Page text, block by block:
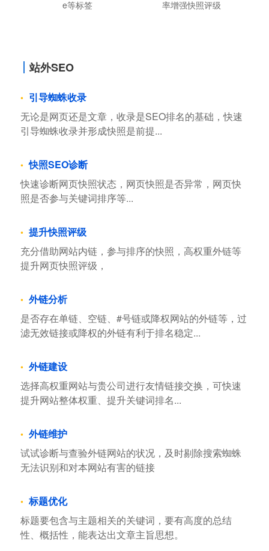
e等标签 率增强快照评级
站外SEO
引导蜘蛛收录
无论是网页还是文章，收录是SEO排名的基础，快速
引导蜘蛛收录并形成快照是前提...
快照SEO诊断
快速诊断网页快照状态，网页快照是否异常，网页快
照是否参与关键词排序等...
提升快照评级
充分借助网站内链，参与排序的快照，高权重外链等
提升网页快照评级，
外链分析
是否存在单链、空链、#号链或降权网站的外链等，过
滤无效链接或降权的外链有利于排名稳定...
外链建设
选择高权重网站与贵公司进行友情链接交换，可快速
提升网站整体权重、提升关键词排名...
外链维护
试试诊断与查验外链网站的状况，及时剔除搜索蜘蛛
无法识别和对本网站有害的链接
标题优化
标题要包含与主题相关的关键词，要有高度的总结
性、概括性，能表达出文章主旨思想。